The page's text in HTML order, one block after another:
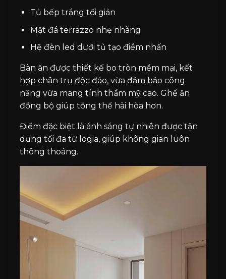
Tủ bếp trắng tối giản
Mặt đá terrazzo nhẹ nhàng
Hệ đèn led dưới tủ tạo điểm nhấn
Bàn ăn được thiết kế bo tròn mềm mại, kết
hợp chân trụ độc đáo, vừa đảm bảo công
năng vừa mang tính thẩm mỹ cao. Ghế ăn
đồng bộ giúp tổng thể hài hòa hơn.
Điểm đặc biệt là ánh sáng tự nhiên được tận
dụng tối đa từ logia, giúp không gian luôn
thông thoáng.